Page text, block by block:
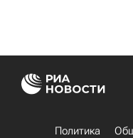
Политика